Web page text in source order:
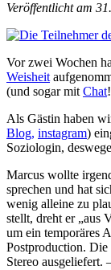
Veröffentlicht am
Vor zwei Wochen
Weisheit
(und sogar mitChat
Als Gästin haben
Blog, instagram)
Soziologin,
Marcus wollte
sprechen und hat
wenig alleine zu
stellt, dreht er „aus
um ein temporäres
Postproduction.
Stereo ausgeliefert.